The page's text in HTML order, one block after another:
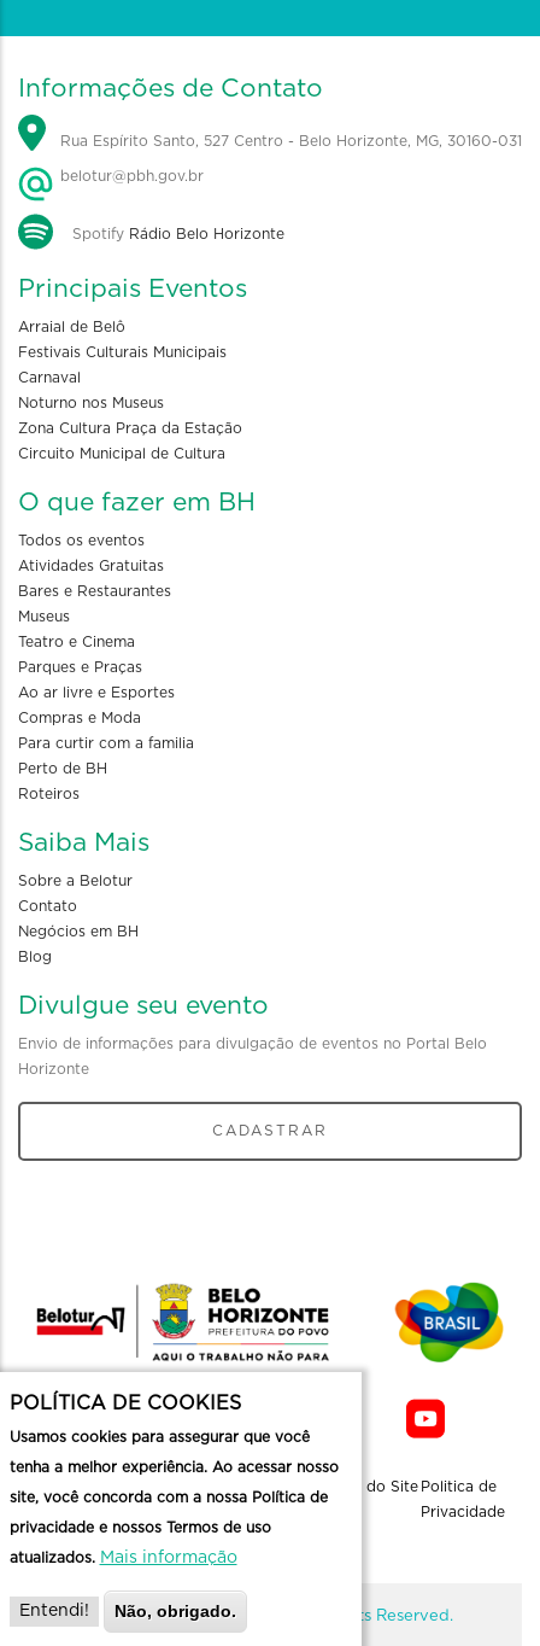
Informações de Contato
Rua Espírito Santo, 527 Centro - Belo Horizonte, MG, 30160-031
belotur@pbh.gov.br
Spotify Rádio Belo Horizonte
Principais Eventos
Arraial de Belô
Festivais Culturais Municipais
Carnaval
Noturno nos Museus
Zona Cultura Praça da Estação
Circuito Municipal de Cultura
O que fazer em BH
Todos os eventos
Atividades Gratuitas
Bares e Restaurantes
Museus
Teatro e Cinema
Parques e Praças
Ao ar livre e Esportes
Compras e Moda
Para curtir com a familia
Perto de BH
Roteiros
Saiba Mais
Sobre a Belotur
Contato
Negócios em BH
Blog
Divulgue seu evento
Envio de informações para divulgação de eventos no Portal Belo
Horizonte
CADASTRAR
Mapa do Site Politica de
Privacidade
@ Copyright Belotur 2026. All Rights Reserved.
POLÍTICA DE COOKIES
Usamos cookies para assegurar que você
tenha a melhor experiência. Ao acessar nosso
site, você concorda com a nossa Política de
privacidade e nossos Termos de uso
atualizados. Mais informação
Entendi! Não, obrigado.